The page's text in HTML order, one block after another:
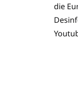
die